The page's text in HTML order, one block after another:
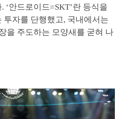
‘안드로이드=SKT’란 등식을
투자를 단행했고, 국내에서는
을 주도하는 모양새를 굳혀 나